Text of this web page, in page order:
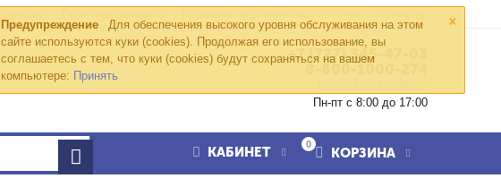
×
Предупреждение
Для обеспечения высокого уровня обслуживания на этом
сайте используются куки (cookies). Продолжая его использование, вы
соглашаетесь с тем, что куки (cookies) будут сохраняться на вашем
компьютере: Принять
+7 (727) 345-47-03
Пн-пт с 8:00 до 17:00
0
КОРЗИНА
КАБИНЕТ